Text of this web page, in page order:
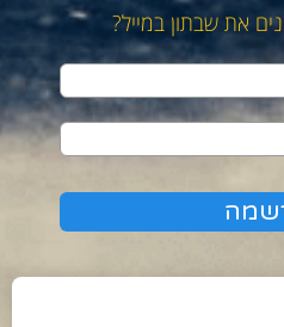
את שבתון במייל?